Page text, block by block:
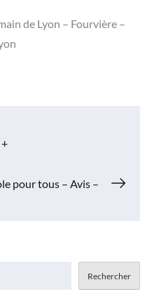
de Lyon – Fourvière –
pour tous – Avis –
Rechercher